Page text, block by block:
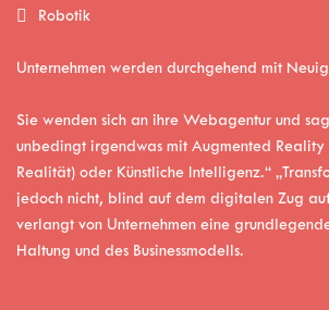
Robotik
Unternehmen werden durchgehend mit
Sie wenden sich an ihre Webagentur und
unbedingt irgendwas mit Augmented
Realität) oder Künstliche Intelligenz.“
jedoch nicht, blind auf dem digitalen Zug
verlangt von Unternehmen eine
Haltung und des Businessmodells.